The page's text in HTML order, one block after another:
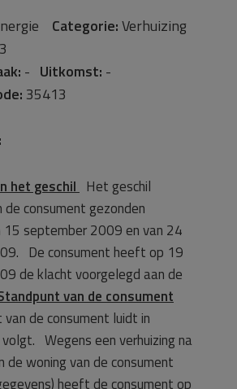
Categorie:Verhuizing
- Uitkomst: -
35413
het geschil Het geschil
consument gezonden
15 september 2009 en van 24
De consument heeft op 19
de klacht voorgelegd aan de
van de consument
de consument luidt in
Wegens een verhuizing na
de woning van de consument
heeft de consument op